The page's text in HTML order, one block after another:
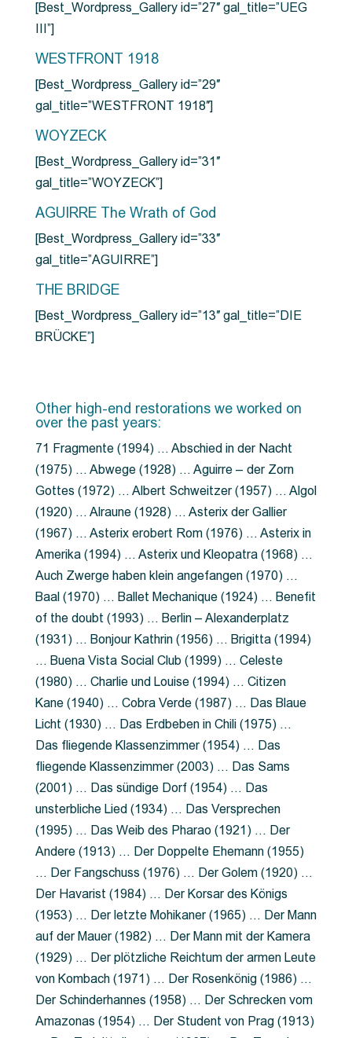
[Best_Wordpress_Gallery id=”27″ gal_title=”UEG
III”]
WESTFRONT 1918
[Best_Wordpress_Gallery id=”29″
gal_title=”WESTFRONT 1918″]
WOYZECK
[Best_Wordpress_Gallery id=”31″
gal_title=”WOYZECK”]
AGUIRRE The Wrath of God
[Best_Wordpress_Gallery id=”33″
gal_title=”AGUIRRE”]
THE BRIDGE
[Best_Wordpress_Gallery id=”13″ gal_title=”DIE
BRÜCKE”]
Other high-end restorations we worked on
over the past years:
71 Fragmente (1994) … Abschied in der Nacht
(1975) … Abwege (1928) … Aguirre – der Zorn
Gottes (1972) … Albert Schweitzer (1957) … Algol
(1920) … Alraune (1928) … Asterix der Gallier
(1967) … Asterix erobert Rom (1976) … Asterix in
Amerika (1994) … Asterix und Kleopatra (1968) …
Auch Zwerge haben klein angefangen (1970) …
Baal (1970) … Ballet Mechanique (1924) … Benefit
of the doubt (1993) … Berlin – Alexanderplatz
(1931) … Bonjour Kathrin (1956) … Brigitta (1994)
… Buena Vista Social Club (1999) … Celeste
(1980) … Charlie und Louise (1994) … Citizen
Kane (1940) … Cobra Verde (1987) … Das Blaue
Licht (1930) … Das Erdbeben in Chili (1975) …
Das fliegende Klassenzimmer (1954) … Das
fliegende Klassenzimmer (2003) … Das Sams
(2001) … Das sündige Dorf (1954) … Das
unsterbliche Lied (1934) … Das Versprechen
(1995) … Das Weib des Pharao (1921) … Der
Andere (1913) … Der Doppelte Ehemann (1955)
… Der Fangschuss (1976) … Der Golem (1920) …
Der Havarist (1984) … Der Korsar des Königs
(1953) … Der letzte Mohikaner (1965) … Der Mann
auf der Mauer (1982) … Der Mann mit der Kamera
(1929) … Der plötzliche Reichtum der armen Leute
von Kombach (1971) … Der Rosenkönig (1986) …
Der Schinderhannes (1958) … Der Schrecken vom
Amazonas (1954) … Der Student von Prag (1913)